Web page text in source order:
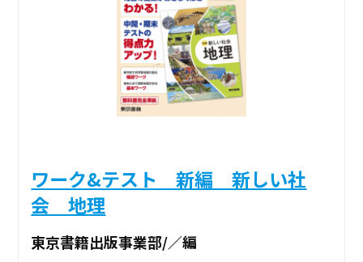
ワーク&テスト 新編 新しい社
会 地理
東京書籍出版事業部/／編